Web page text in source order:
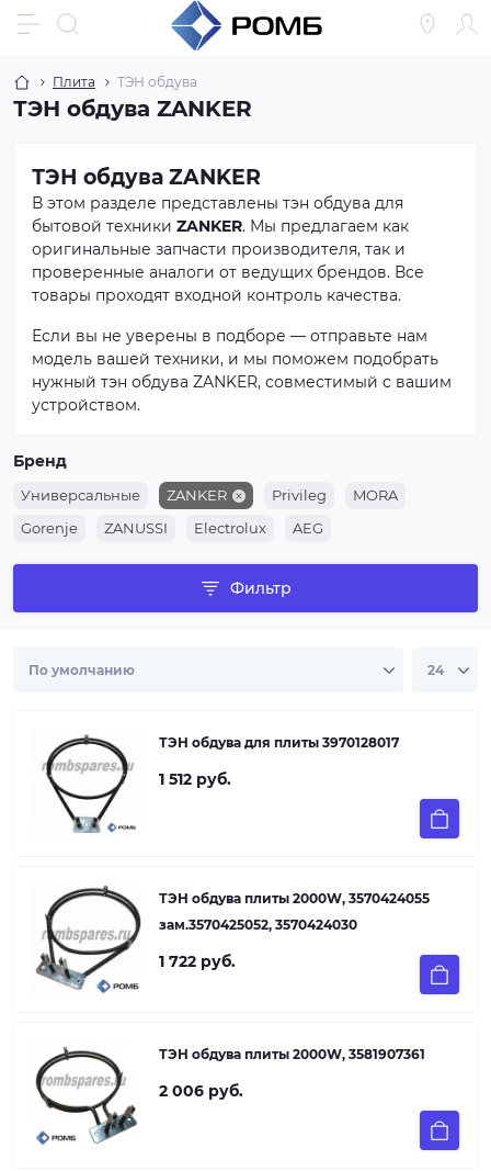
Плита ТЭН обдува
ТЭН обдува ZANKER
ТЭН обдува ZANKER
В этом разделе представлены тэн обдува для
бытовой техники ZANKER. Мы предлагаем как
оригинальные запчасти производителя, так и
проверенные аналоги от ведущих брендов. Все
товары проходят входной контроль качества.
Если вы не уверены в подборе — отправьте нам
модель вашей техники, и мы поможем подобрать
нужный тэн обдува ZANKER, совместимый с вашим
устройством.
Бренд
Универсальные ZANKER Privileg
MORA
Gorenje
ZANUSSI Electrolux AEG
Фильтр
ТЭН обдува для плиты 3970128017
1 512 руб.
ТЭН обдува плиты 2000W, 3570424055
зам.3570425052, 3570424030
1 722 руб.
ТЭН обдува плиты 2000W, 3581907361
2 006 руб.